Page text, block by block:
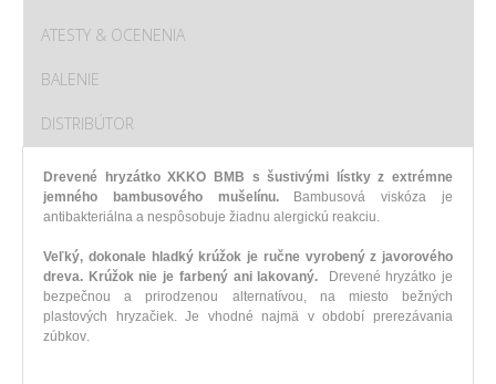
ATESTY & OCENENIA
BALENIE
DISTRIBÚTOR
Drevené hryzátko XKKO BMB s šustivými lístky z extrémne
jemného
bambusového mušelínu. Bambusová viskóza
je
antibakteriálna a nespôsobuje žiadnu alergickú reakciu.
Veľký, dokonale hladký krúžok je ručne vyrobený z javorového
dreva. Krúžok nie je farbený ani lakovaný. Drevené hryzátko je
bezpečnou
a prirodzenou alternatívou, na miesto
bežných
plastových
hryzačiek. Je vhodné najmä v období
prerezávania
zúbkov.